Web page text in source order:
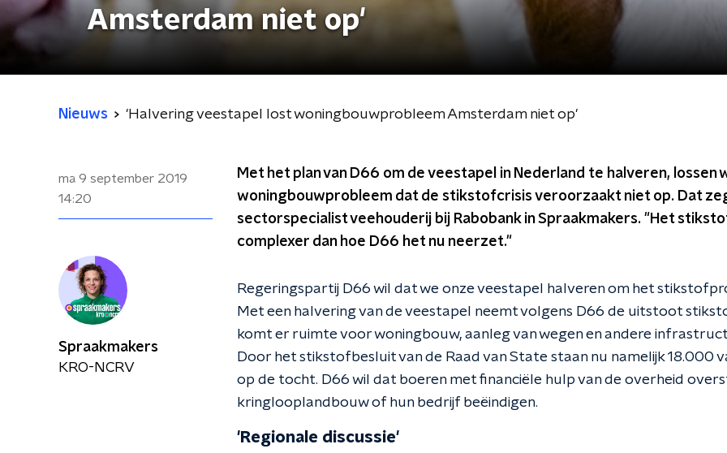
Amsterdam niet op'
Nieuws 'Halvering veestapel lost woningbouwprobleem Amsterdam niet op'
ma 9 september 2019
14:20
Met het plan van D66 om de veestapel in Nederland te halveren, lossen
woningbouwprobleem dat de stikstofcrisis veroorzaakt niet op. Dat
sectorspecialist veehouderij bij Rabobank in Spraakmakers. "Het
complexer dan hoe D66 het nu neerzet."
Regeringspartij D66 wil dat we onze veestapel halveren om het
Met een halvering van de veestapel neemt volgens D66 de uitstoot
komt er ruimte voor woningbouw, aanleg van wegen en andere
Door het stikstofbesluit van de Raad van State staan nu namelijk 18.000
op de tocht. D66 wil dat boeren met financiële hulp van de overheid
kringlooplandbouw of hun bedrijf beëindigen.
'Regionale discussie'
Spraakmakers
KRO-NCRV